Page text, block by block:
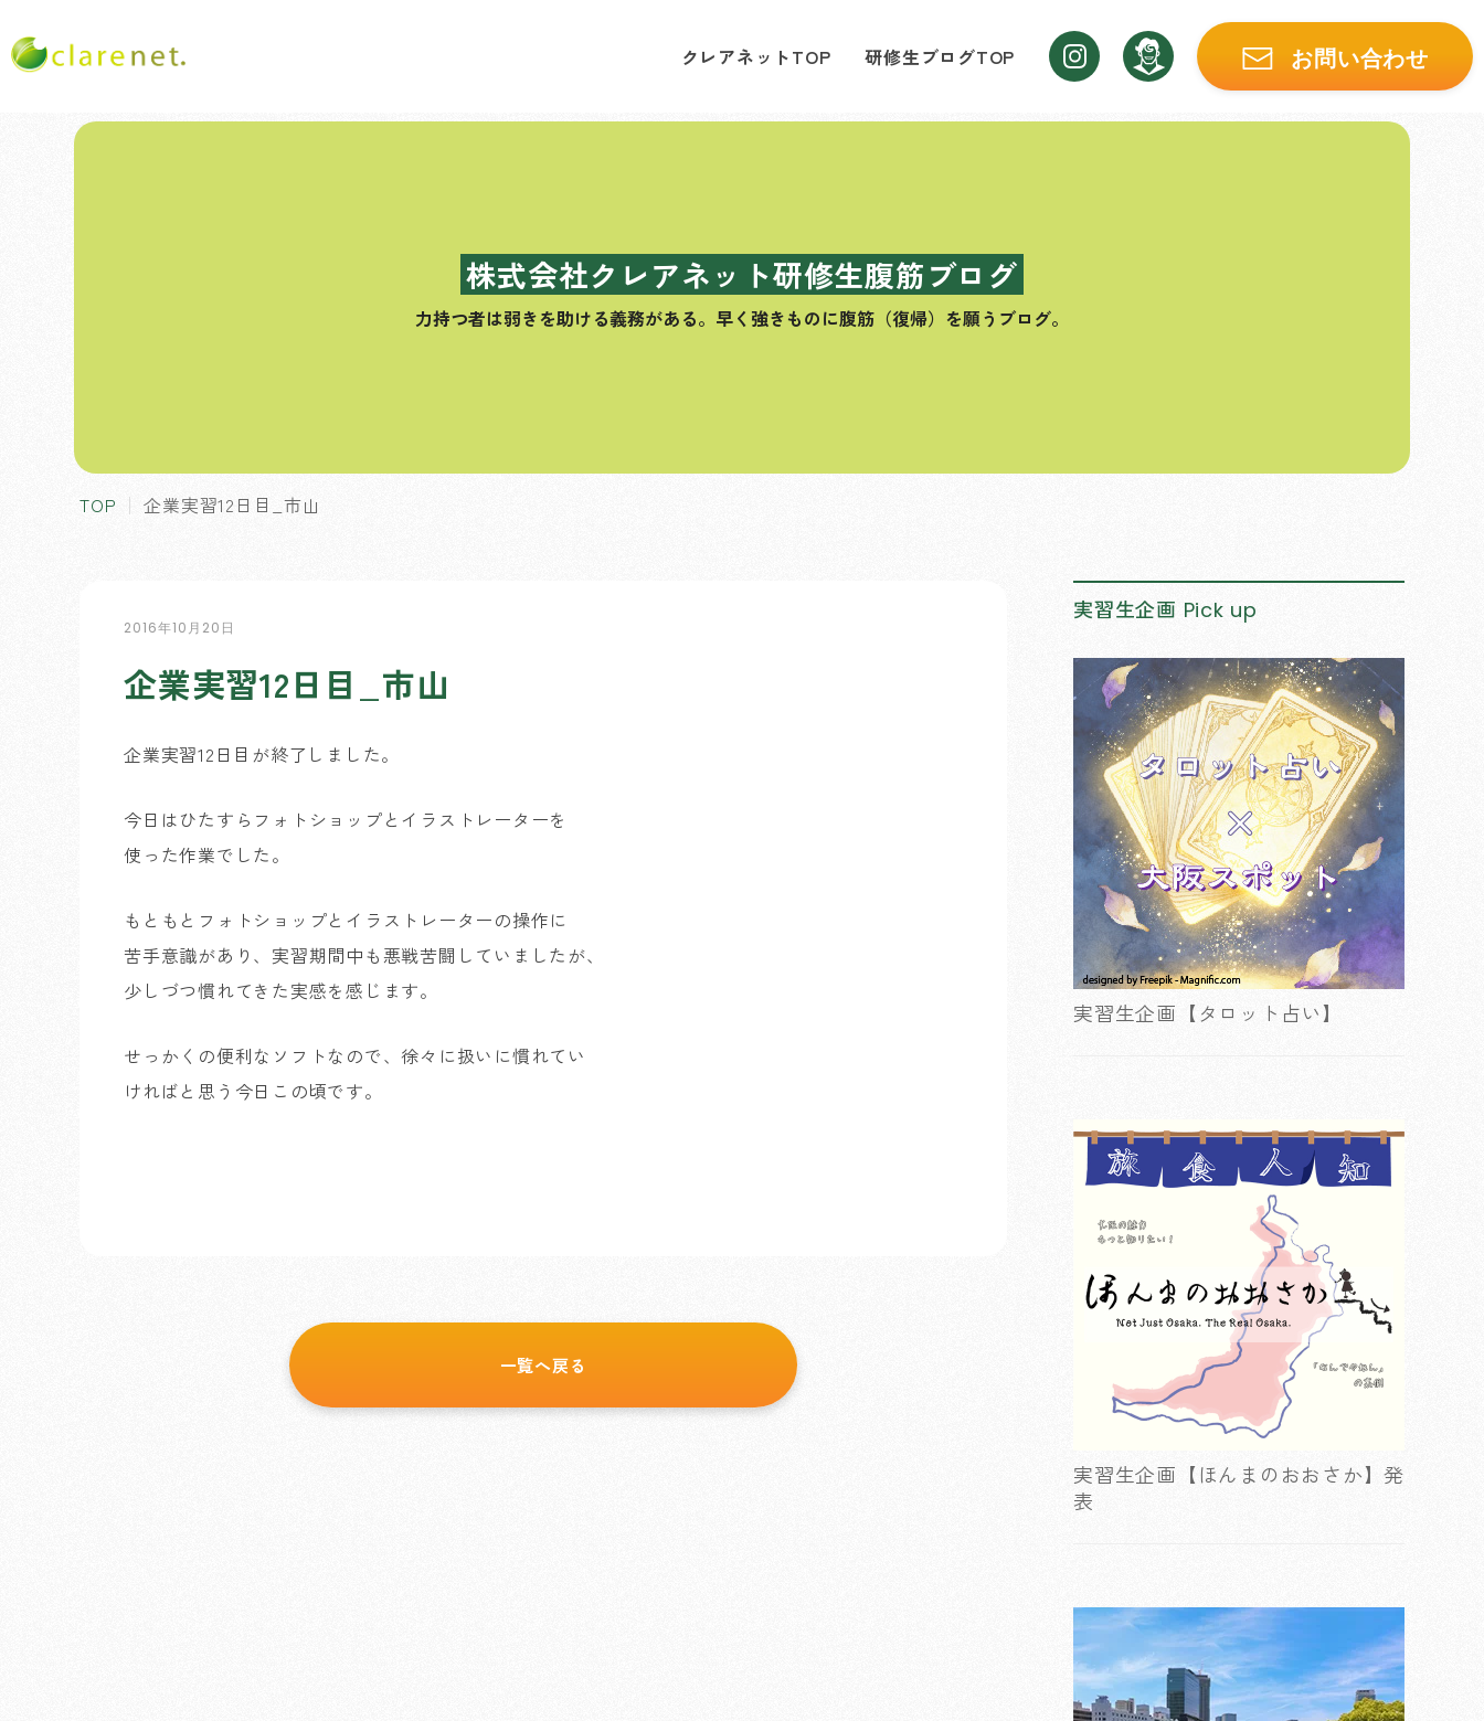
クレアネットTOP 研修生ブログTOP お問い合わせ
株式会社クレアネット研修生腹筋ブログ
力持つ者は弱きを助ける義務がある。 早く強きものに腹筋（復帰）を願うブログ。
TOP 企業実習12日目_市山
2016年10月20日
企業実習12日目_市山
企業実習12日目が終了しました。
今日はひたすらフォトショップとイラストレーターを
使った作業でした。
もともとフォトショップとイラストレーターの操作に
苦手意識があり、実習期間中も悪戦苦闘していましたが、
少しづつ慣れてきた実感を感じます。
せっかくの便利なソフトなので、徐々に扱いに慣れてい
ければと思う今日この頃です。
一覧へ戻る
実習生企画 Pick up
実習生企画【タロット占い】
実習生企画【ほんまのおおさか】発
表